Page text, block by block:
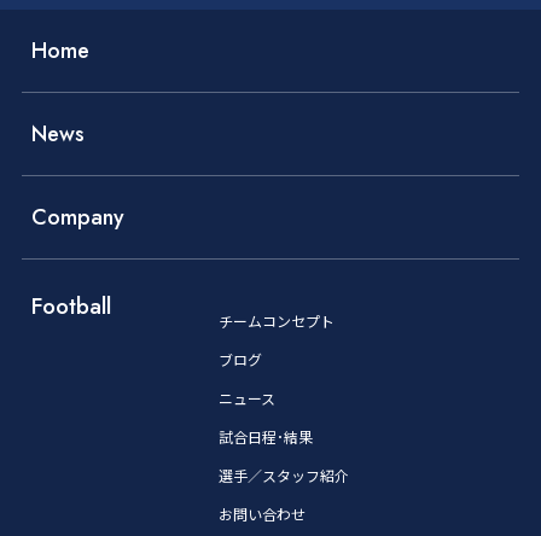
Home
News
Company
Football
チームコンセプト
ブログ
ニュース
試合日程･結果
選手／スタッフ紹介
お問い合わせ